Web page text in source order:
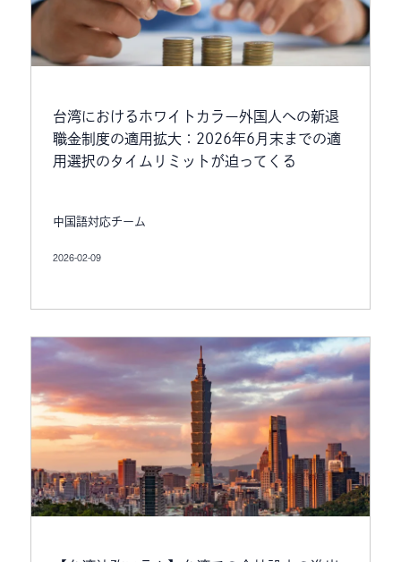
台湾におけるホワイトカラー外国人への新退
職金制度の適用拡大：2026年6月末までの適
用選択のタイムリミットが迫ってくる
中国語対応チーム
2026-02-09